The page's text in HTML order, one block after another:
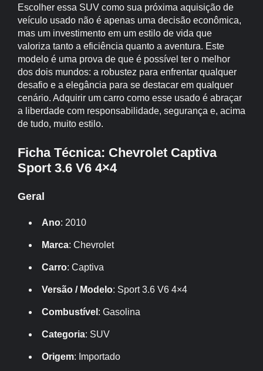
Escolher essa SUV como sua próxima aquisição de
veículo usado não é apenas uma decisão econômica,
mas um investimento em um estilo de vida que
valoriza tanto a eficiência quanto a aventura. Este
modelo é uma prova de que é possível ter o melhor
dos dois mundos: a robustez para enfrentar qualquer
desafio e a elegância para se destacar em qualquer
cenário. Adquirir um carro como esse usado é abraçar
a liberdade com responsabilidade, segurança e, acima
de tudo, muito estilo.
Ficha Técnica: Chevrolet Captiva
Sport 3.6 V6 4×4
Geral
Ano: 2010
Marca: Chevrolet
Carro: Captiva
Versão / Modelo: Sport 3.6 V6 4×4
Combustível : Gasolina
Categoria: SUV
Origem: Importado